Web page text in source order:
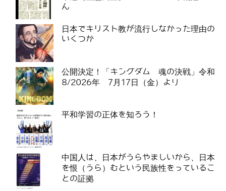
ん
日本でキリスト教が流行しなかった理由の
いくつか
公開決定！「キングダム 魂の決戦」令和
8/2026年 7月17日（金）より
平和学習の正体を知ろう！
中国人は、日本がうらやましいから、日本
を恨（うら）むという民族性をっているこ
との証拠